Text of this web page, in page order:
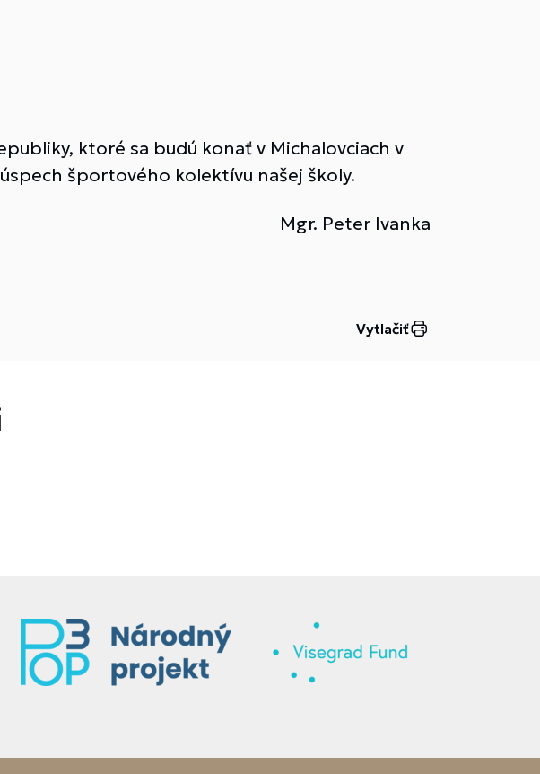
ktoré sa budú konať v Michalovciach v
športového kolektívu našej školy.
Mgr. Peter Ivanka
Vytlačiť